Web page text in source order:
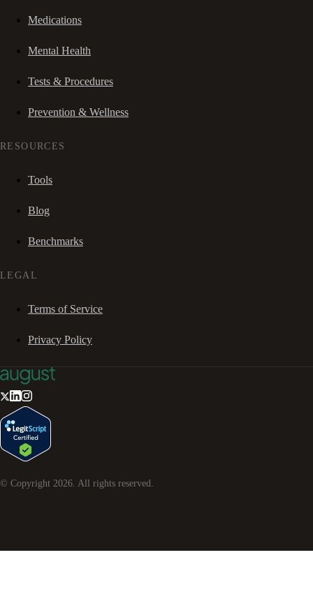
Medications
Mental Health
Tests & Procedures
Prevention & Wellness
RESOURCES
Tools
Blog
Benchmarks
LEGAL
Terms of Service
Privacy Policy
© Copyright 2026. All rights reserved.